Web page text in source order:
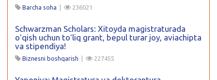
Barcha soha | 236021
Schwarzman Scholars: Xitoyda magistraturada
oʻqish uchun toʻliq grant, bepul turar joy, aviachipta
va stipendiya!
Biznesni boshqarish | 227455